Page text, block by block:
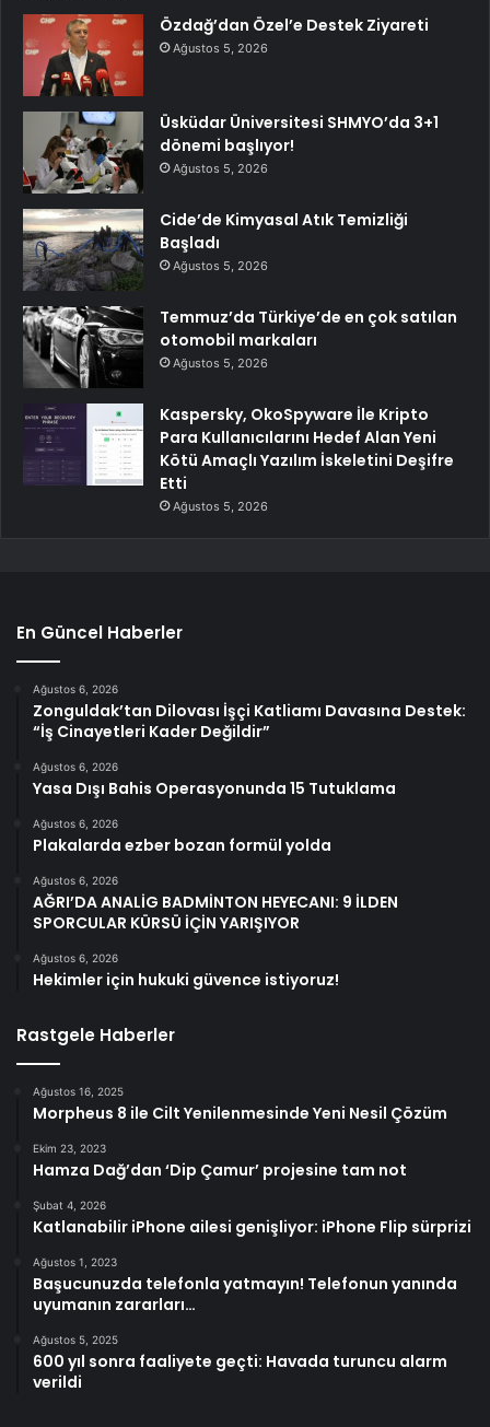
Özdağ’dan Özel’e Destek Ziyareti
Ağustos 5, 2026
Üsküdar Üniversitesi SHMYO’da 3+1
dönemi başlıyor!
Ağustos 5, 2026
Cide’de Kimyasal Atık Temizliği
Başladı
Ağustos 5, 2026
Temmuz’da Türkiye’de en çok satılan
otomobil markaları
Ağustos 5, 2026
Kaspersky, OkoSpyware İle Kripto
Para Kullanıcılarını Hedef Alan Yeni
Kötü Amaçlı Yazılım İskeletini Deşifre
Etti
Ağustos 5, 2026
En Güncel Haberler
Ağustos 6, 2026
Zonguldak’tan Dilovası İşçi Katliamı Davasına Destek:
“İş Cinayetleri Kader Değildir”
Ağustos 6, 2026
Yasa Dışı Bahis Operasyonunda 15 Tutuklama
Ağustos 6, 2026
Plakalarda ezber bozan formül yolda
Ağustos 6, 2026
AĞRI’DA ANALİG BADMİNTON HEYECANI: 9 İLDEN
SPORCULAR KÜRSÜ İÇİN YARIŞIYOR
Ağustos 6, 2026
Hekimler için hukuki güvence istiyoruz!
Rastgele Haberler
Ağustos 16, 2025
Morpheus 8 ile Cilt Yenilenmesinde Yeni Nesil Çözüm
Ekim 23, 2023
Hamza Dağ’dan ‘Dip Çamur’ projesine tam not
Şubat 4, 2026
Katlanabilir iPhone ailesi genişliyor: iPhone Flip sürprizi
Ağustos 1, 2023
Başucunuzda telefonla yatmayın! Telefonun yanında
uyumanın zararları…
Ağustos 5, 2025
600 yıl sonra faaliyete geçti: Havada turuncu alarm
verildi